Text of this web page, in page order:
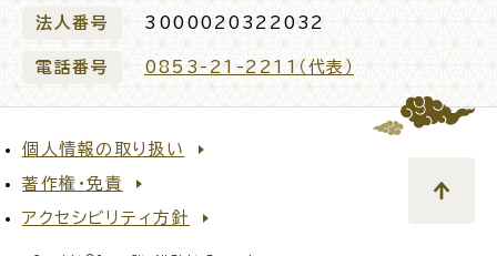
おくやみ
目的から探す
法人番号 3000020322032
電話番号 0853-21-2211（代表）
個人情報の取り扱い
著作権・免責
アクセシビリティ方針